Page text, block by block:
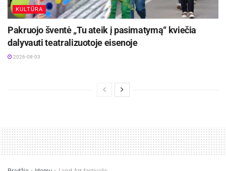
KULTŪRA
Pakruojo šventė „Tu ateik į pasimatymą“ kviečia
dalyvauti teatralizuotoje eisenoje
2026-08-03